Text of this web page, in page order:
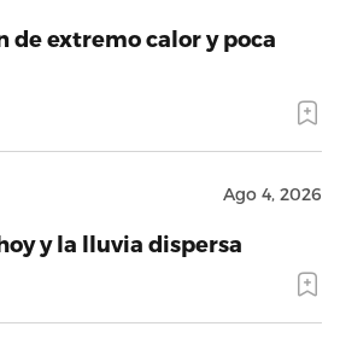
de extremo calor y poca
Ago 4, 2026
y la lluvia dispersa